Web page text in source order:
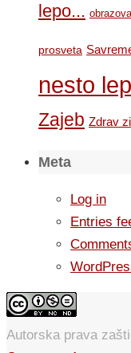
lepo...
prosveta
nesto
Zajeb Zdrav
Meta
Log in
Entries
Autorska prava